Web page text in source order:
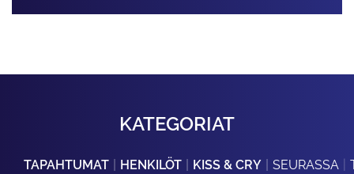
KATEGORIAT
TAPAHTUMAT HENKILÖT KISS & CRY SEURASSA